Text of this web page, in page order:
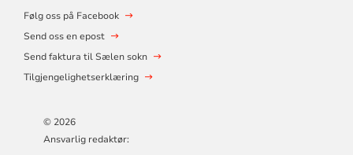
Følg oss på Facebook
Send oss en epost
Send faktura til Sælen sokn
Tilgjengelighetserklæring
© 2026
Ansvarlig redaktør: